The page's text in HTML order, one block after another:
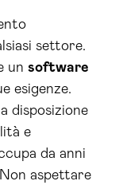
settore.
un software
esigenze.
disposizione
e
da anni
aspettare